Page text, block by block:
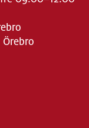
Örebro